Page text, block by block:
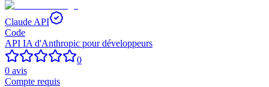
Claude API
Code
API IA d'Anthropic pour développeurs
0
0 avis
Compte requis